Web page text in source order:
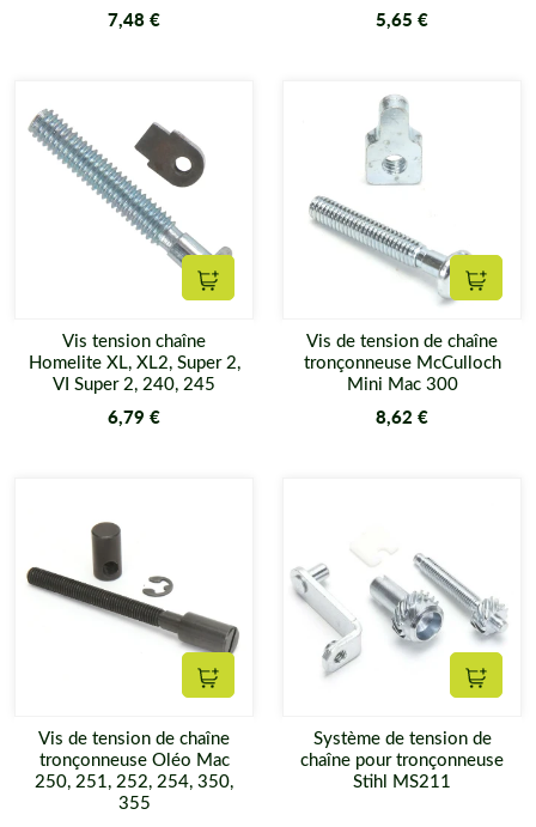
7,48 € 5,65 €
Ajouter au panier
Vis tension chaîne
Homelite XL, XL2, Super 2,
VI Super 2, 240, 245
6,79 €
Vis de tension de chaîne
tronçonneuse McCulloch
Mini Mac 300
8,62 €
Ajouter au panier
Vis de tension de chaîne
tronçonneuse Oléo Mac
250, 251, 252, 254, 350,
355
Système de tension de
chaîne pour tronçonneuse
Stihl MS211